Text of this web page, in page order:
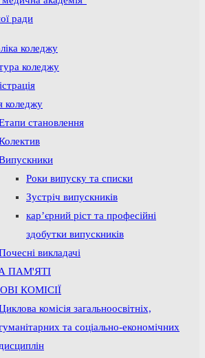
коледжу
коледжу
коледжу
становлення
Роки випуску та списки
Зустріч випускників
кар’єрний ріст та професійні
здобутки випускників
викладачі
ПАМ'ЯТІ
КОМІСІЇ
комісія загальноосвітніх,
та соціально-економічних
дисциплін